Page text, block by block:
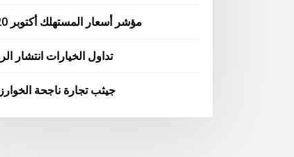
مؤشر أسعار المستهلك أكتوبر 2020
تداول الخيارات انتشار
جيثب تجارة ناجحة